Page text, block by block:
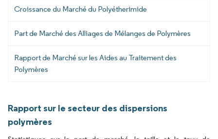
Croissance du Marché du Polyétherimide
Part de Marché des Alliages de Mélanges de Polymères
Rapport de Marché sur les Aides au Traitement des
Polymères
Rapport sur le secteur des dispersions
polymères